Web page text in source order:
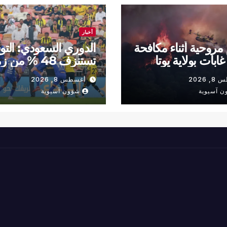
أثناء مكافحة
بولاية يوتا
آسيوية
أخبار
الدوري السعودي:
تستنزف 48 %
المباريات
أغسطس 8, 2026
شؤون آسيوية